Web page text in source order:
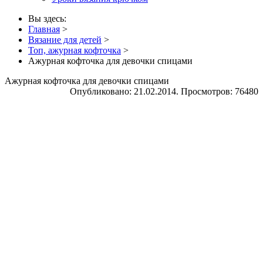
Вы здесь:
Главная >
Вязание для детей >
Топ, ажурная кофточка >
Ажурная кофточка для девочки спицами
Ажурная кофточка для девочки спицами
Опубликовано: 21.02.2014. Просмотров: 76480